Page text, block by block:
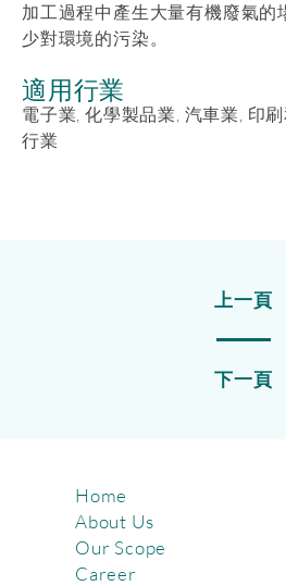
加工過程中產生大量有機廢氣的
少對環境的污染。
適用行業
電子業, 化學製品業, 汽車業, 印
行業
上一頁
下一頁
Home
About Us
Our Scope
Career